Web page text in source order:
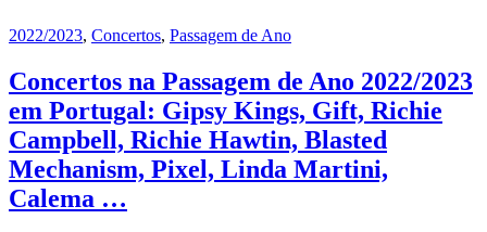
2022/2023, Concertos, Passagem de Ano
Concertos na Passagem de Ano 2022/2023
em Portugal: Gipsy Kings, Gift, Richie
Campbell, Richie Hawtin, Blasted
Mechanism, Pixel, Linda Martini,
Calema …